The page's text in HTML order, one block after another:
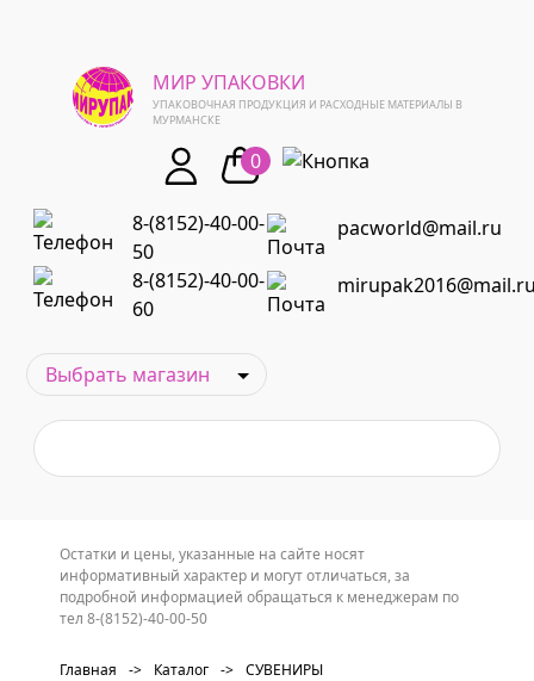
МИР УПАКОВКИ
УПАКОВОЧНАЯ ПРОДУКЦИЯ И РАСХОДНЫЕ МАТЕРИАЛЫ В
МУРМАНСКЕ
0
8-(8152)-40-00-
50
pacworld@mail.ru
8-(8152)-40-00-
60
Остатки и цены, указанные на сайте носят
информативный характер и могут отличаться, за
подробной информацией обращаться к менеджерам по
тел 8-(8152)-40-00-50
Главная -> Каталог -> СУВЕНИРЫ